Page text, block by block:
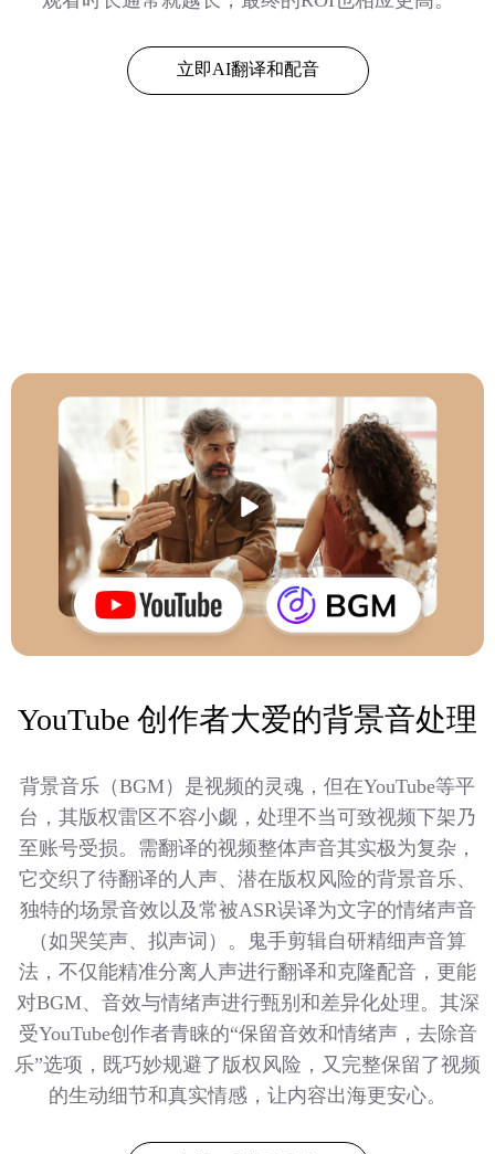
立即AI翻译和配音
YouTube 创作者大爱的背景音处理
背景音乐（BGM）是视频的灵魂，但在YouTube等平
台，其版权雷区不容小觑，处理不当可致视频下架乃
至账号受损。需翻译的视频整体声音其实极为复杂，
它交织了待翻译的人声、潜在版权风险的背景音乐、
独特的场景音效以及常被ASR误译为文字的情绪声音
（如哭笑声、拟声词）。鬼手剪辑自研精细声音算
法，不仅能精准分离人声进行翻译和克隆配音，更能
对BGM、音效与情绪声进行甄别和差异化处理。其深
受YouTube创作者青睐的“保留音效和情绪声，去除音
乐”选项，既巧妙规避了版权风险，又完整保留了视频
的生动细节和真实情感，让内容出海更安心。